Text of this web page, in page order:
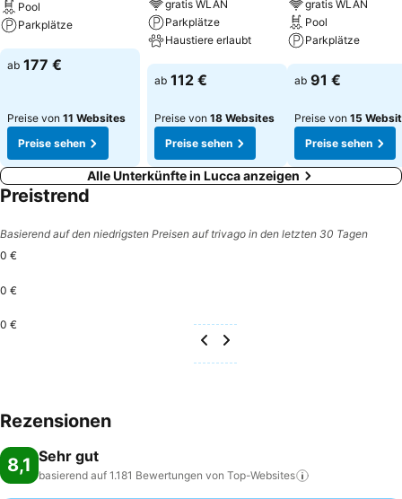
Pool
Parkplätze
Preise sehen
ab 177 €
Preise von 11 Websites
Preise sehen
gratis WLAN
Parkplätze
Haustiere erlaubt
Preise sehen
ab 112 €
Preise von 18 Websites
Preise sehen
gratis WLAN
Pool
Parkplätze
Preise sehen
ab 91 €
Preise von 15
Preise sehen
Alle Unterkünfte in Lucca anzeigen
Preistrend
Basierend auf den niedrigsten Preisen auf trivago in den letzten 30 Tagen
0 €
0 €
0 €
Rezensionen
8,1 Sehr gut
basierend auf 1.181 Bewertungen von Top-Websites